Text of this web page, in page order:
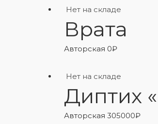
Нет на складе
Врата
Авторская 0₽
Нет на складе
Диптих
Авторская 305000₽